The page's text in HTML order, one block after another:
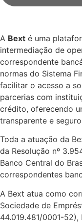
A Bext é uma
intermediação de
correspondente
normas do Sistema
facilitar o acesso a
parcerias com
crédito, oferecendo
transparente e
Toda a atuação da
da Resolução nº
Banco Central do
correspondentes
A Bext atua como
Sociedade de
44.019.481/0001-